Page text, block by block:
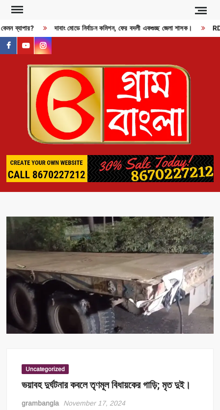
Skip
content
ব্যাপার? দাবাং মোডে নির্বাচন কমিশন, ফের বদলী একগুচ্ছ জেলা শাসক।
facebook
youtubeinstagram
Uncategorized
ভয়াবহ দুর্ঘটনার কবলে তৃণমূল বিধায়কের গাড়ি; মৃত দুই।
grambangla November 17, 2024